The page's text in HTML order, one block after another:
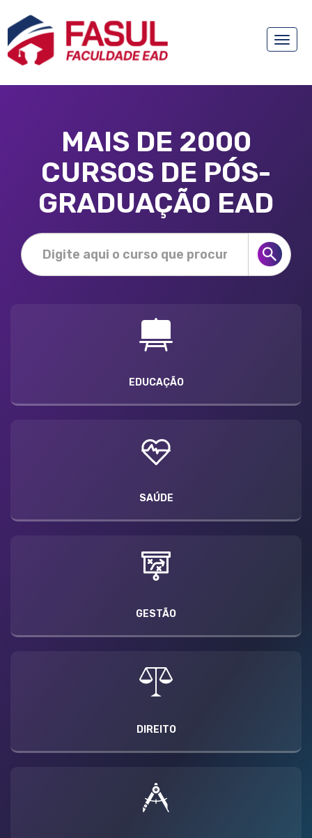
Toggle
MAIS DE 2000
CURSOS DE PÓS-
GRADUAÇÃO EAD
EDUCAÇÃO
SAÚDE
GESTÃO
DIREITO